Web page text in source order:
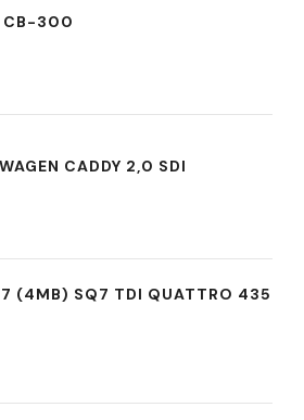
CB-300
CADDY 2,0 SDI
(4MB) SQ7 TDI QUATTRO 435